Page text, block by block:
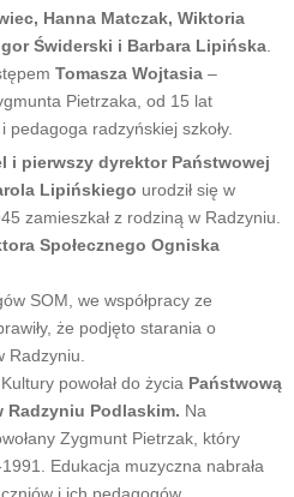
Hanna Matczak, Wiktoria
Świderski i Barbara Lipińska
Tomasza Wojtasia –
Pietrzaka, od 15 lat
radzyńskiej szkoły.
i pierwszy dyrektor Państwowej
Lipińskiego urodził się w
zamieszkał z rodziną w Radzyniu.
Społecznego Ogniska
SOM, we współpracy ze
że podjęto starania o
Radzyniu.
powołał do życia Państwową
Radzyniu Podlaskim. Na
Zygmunt Pietrzak, który
Edukacja muzyczna nabrała